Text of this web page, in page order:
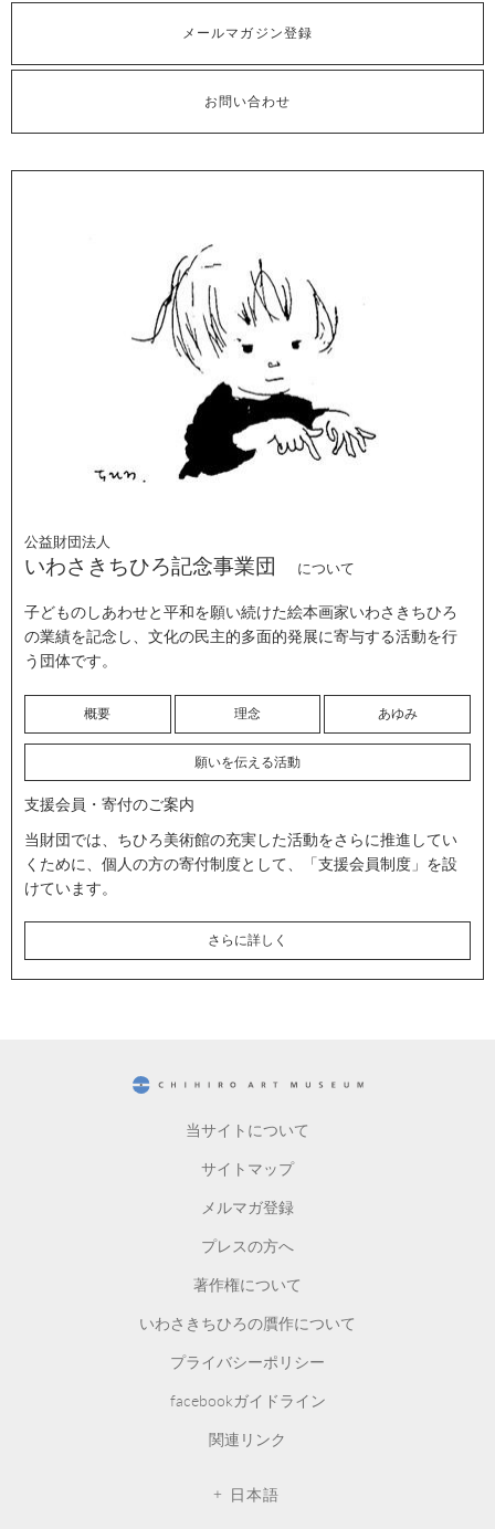
メールマガジン登録
お問い合わせ
公益財団法人
いわさきちひろ記念事業団 について
子どものしあわせと平和を願い続けた絵本画家いわさきちひろ
の業績を記念し、文化の民主的多面的発展に寄与する活動を行
う団体です。
概要 理念 あゆみ
願いを伝える活動
支援会員・寄付のご案内
当財団では、ちひろ美術館の充実した活動をさらに推進してい
くために、個人の方の寄付制度として、「支援会員制度」を設
けています。
さらに詳しく
当サイトについて
サイトマップ
メルマガ登録
プレスの方へ
著作権について
いわさきちひろの贋作について
プライバシーポリシー
facebookガイドライン
関連リンク
日本語